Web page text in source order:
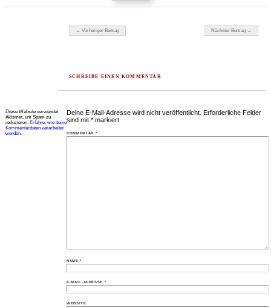
Beitragsnavigation
← Vorheriger Beitrag Nächster Beitrag →
SCHREIBE EINEN KOMMENTAR
Deine E-Mail-Adresse wird nicht veröffentlicht. Erforderliche Felder
sind mit* markiert
KOMMENTAR *
NAME*
E-MAIL-ADRESSE *
WEBSITE
Diese Website verwendet
Akismet, um Spam zu
reduzieren. Erfahre, wie deine
Kommentardaten verarbeitet
werden.